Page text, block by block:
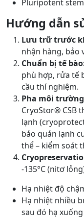
Pluripotent stem
Hướng dẫn
Lưu trữ trước
nhận hàng, bảo
Chuẩn bị tế
phù hợp, rửa tế
cầu thí nghiệm.
Pha môi
CryoStor® CSB
lạnh
bảo quản lạnh
thể – kiểm soát
-135°C (nitơ
Hạ nhiệt độ
Hạ nhiệt nhiều
sau đó hạ